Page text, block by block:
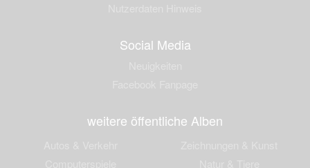
Social Media
weitere öffentliche Alben